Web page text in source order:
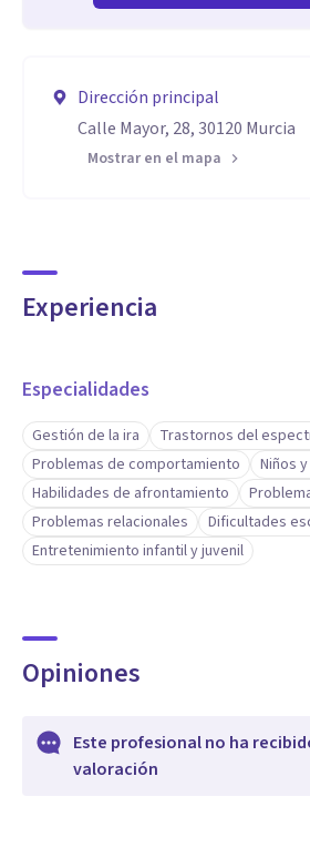
Dirección principal
Calle Mayor, 28, 30120 Murcia
Mostrar en el mapa
Experiencia
Especialidades
Gestión de la ira
Trastornos del
Problemas de comportamiento
Niños
Habilidades de afrontamiento
Problemas relacionales
Dificultades
Entretenimiento infantil y juvenil
Opiniones
Este profesional no ha
valoración